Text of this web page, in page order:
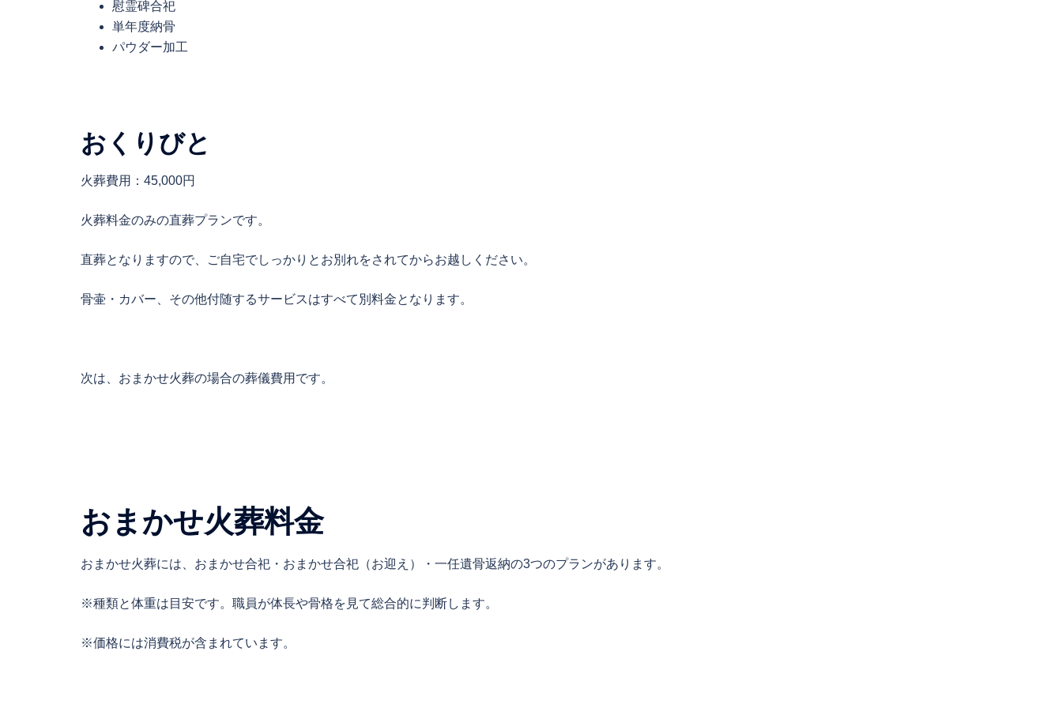
慰霊碑合祀
単年度納骨
パウダー加工
おくりびと
火葬費用：45,000円
火葬料金のみの直葬プランです。
直葬となりますので、ご自宅でしっかりとお別れをされてからお越しください。
骨壷・カバー、その他付随するサービスはすべて別料金となります。
次は、おまかせ火葬の場合の葬儀費用です。
おまかせ火葬料金
おまかせ火葬には、おまかせ合祀・おまかせ合祀（お迎え）・一任遺骨返納の3つのプランがあります。
※種類と体重は目安です。職員が体長や骨格を見て総合的に判断します。
※価格には消費税が含まれています。